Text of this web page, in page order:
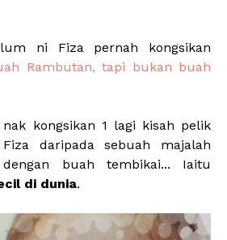
ni Fiza pernah kongsikan
Rambutan, tapi bukan buah
kongsikan 1 lagi kisah pelik
daripada sebuah majalah
buah tembikai... Iaitu
di dunia.